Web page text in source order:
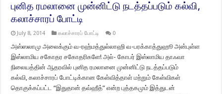
புனித ரமலானை முன்னிட்டு நடத்தப்படும் கல்வி,
கலாச்சாரப் போட்டி
July 8, 2014 கலாச்சாரப் போட்டி 0
அஸ்ஸலாமு அலைக்கும் வ-ரஹ்மத்துல்லாஹி வ-பரக்காத்துஹூ அன்புள்ள
இஸ்லாமிய சகோதர சகோதரிகளே! அல்- கோபர் இஸ்லாமிய தாஃவா
நிலையத்தின் ஆதரவில் புனித ரமலானை முன்னிட்டு நடத்தப்படும்
கல்வி, கலாச்சாரப் போட்டிக்கான கேள்வித்தாள் மற்றும் கேள்விகள்
தொகுக்கப்பட்ட “இதுதான் தவ்ஹீத்” என்ற புத்தகமும் இத்துடன்